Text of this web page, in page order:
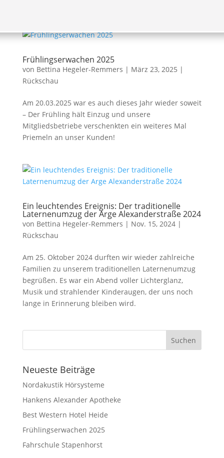
Frühlingserwachen 2025
von Bettina Hegeler-Remmers | März 23, 2025 |
Rückschau
Am 20.03.2025 war es auch dieses Jahr wieder soweit
– Der Frühling hält Einzug und unsere
Mitgliedsbetriebe verschenkten ein weiteres Mal
Priemeln an unser Kunden!
Ein leuchtendes Ereignis: Der traditionelle
Laternenumzug der Arge Alexanderstraße 2024
von Bettina Hegeler-Remmers | Nov. 15, 2024|
Rückschau
Am 25. Oktober 2024 durften wir wieder zahlreiche
Familien zu unserem traditionellen Laternenumzug
begrüßen. Es war ein Abend voller Lichterglanz,
Musik und strahlender Kinderaugen, der uns noch
lange in Erinnerung bleiben wird.
Neueste Beiträge
Nordakustik Hörsysteme
Hankens Alexander Apotheke
Best Western Hotel Heide
Frühlingserwachen 2025
Fahrschule Stapenhorst